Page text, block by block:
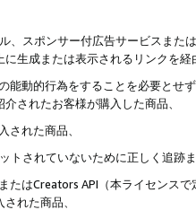
スポンサー付広告サービスま
に生成または表示されるリンクを
動的行為をすることを必要とせ
されたお客様が購入した商品、
れた商品、
されていないために正しく追跡
はCreators API（本ライセンス
れた商品、